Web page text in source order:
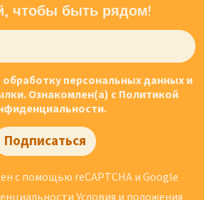
чтобы быть рядом!
обработку персональных данных и
Ознакомлен(а) с Политикой
Подписаться
с помощью reCAPTCHA и Google